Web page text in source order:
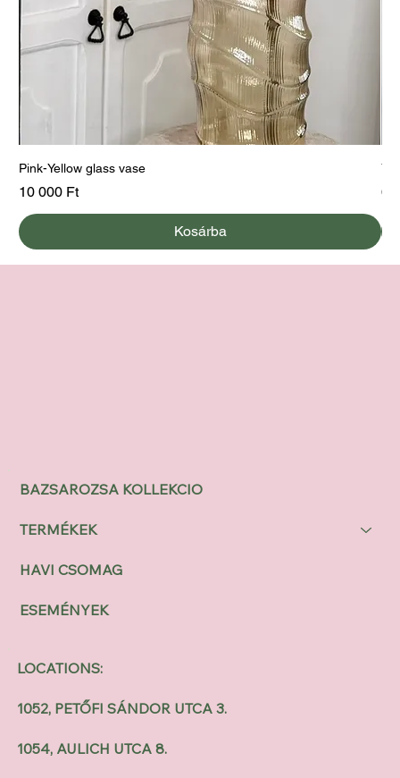
Pink-Yellow glass vase
Ár
10 000 Ft
Kosárba
Ár
BAZSAROZSA KOLLEKCIO
TERMÉKEK
HAVI CSOMAG
ESEMÉNYEK
LOCATIONS:
1052, PETŐFI SÁNDOR UTCA 3.
1054, AULICH UTCA 8.